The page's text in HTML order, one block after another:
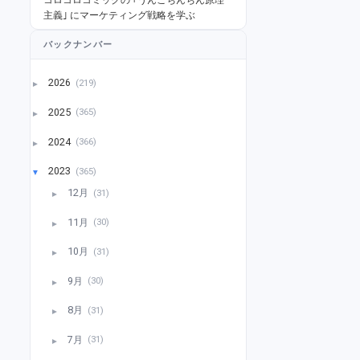
主義｣ にマーケティング戦略を学ぶ
バックナンバー
► 2026 (219)
► 2025 (365)
► 2024 (366)
▼ 2023 (365)
► 12月 (31)
► 11月 (30)
► 10月 (31)
► 9月 (30)
► 8月 (31)
► 7月 (31)